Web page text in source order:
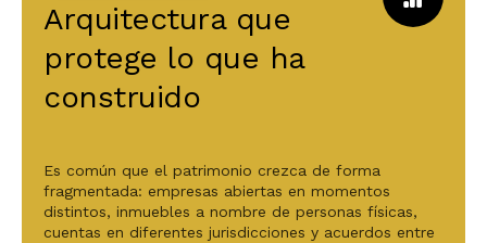
Arquitectura que
protege lo que ha
construido
Es común que el patrimonio crezca de forma
fragmentada: empresas abiertas en momentos
distintos, inmuebles a nombre de personas físicas,
cuentas en diferentes jurisdicciones y acuerdos entre